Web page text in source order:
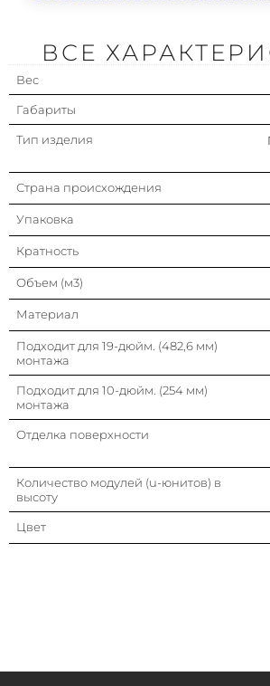
Отделка поверхности
Количество модулей (u-юнитов) в
высоту
ВСЕ
Вес
Габариты
Тип изделия
Страна происхождения
Упаковка
Кратность
Объем (м3)
Материал
Подходит для 19-дюйм. (482,6 мм)
монтажа
Подходит для 10-дюйм. (254 мм)
монтажа
Отделка поверхности
Количество модулей (u-юнитов) в
высоту
Цвет